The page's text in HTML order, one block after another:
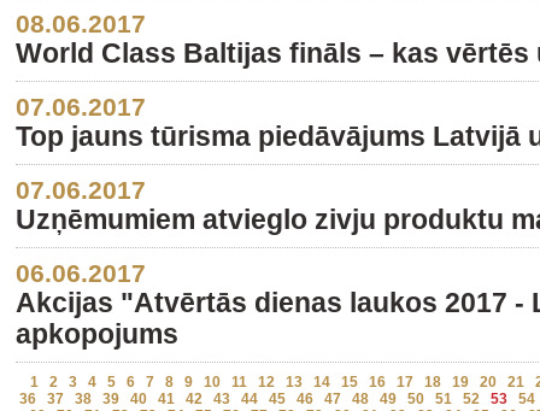
08.06.2017
World Class Baltijas fināls – kas vērtēs
07.06.2017
Top jauns tūrisma piedāvājums Latvijā
07.06.2017
Uzņēmumiem atvieglo zivju produktu
06.06.2017
Akcijas "Atvērtās dienas laukos 2017 -
apkopojums
1 2 3 4 5 6 7 8 9 10 11 12 13 14 15 16 17 18 19 20 21
36
37 38 39 40 41 42 43 44 45 46 47 48 49 50 51 52 53
54